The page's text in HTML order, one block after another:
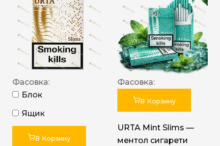
Фасовка:
Блок
Ящик
В Корзину
Фасовка:
В Корзину
URTA Mint Slims —
ментол сигарети